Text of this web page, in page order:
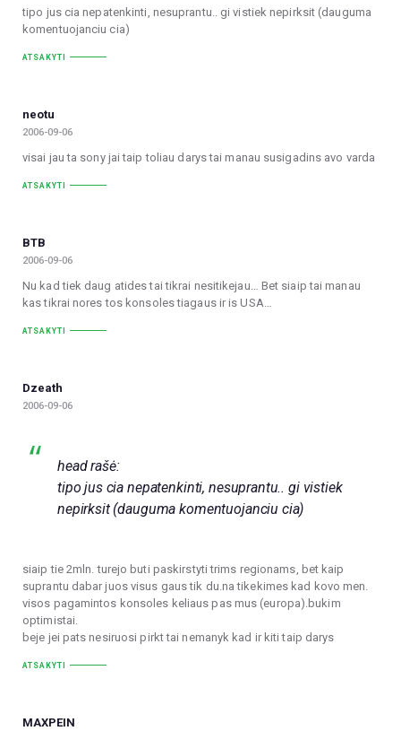
tipo jus cia nepatenkinti, nesuprantu.. gi vistiek nepirksit (dauguma
komentuojanciu cia)
ATSAKYTI
neotu
2006-09-06
visai jau ta sony jai taip toliau darys tai manau susigadins avo varda
ATSAKYTI
BTB
2006-09-06
Nu kad tiek daug atides tai tikrai nesitikejau… Bet siaip tai manau
kas tikrai nores tos konsoles tiagaus ir is USA…
ATSAKYTI
Dzeath
2006-09-06
head rašė:
tipo jus cia nepatenkinti, nesuprantu.. gi vistiek
nepirksit (dauguma komentuojanciu cia)
siaip tie 2mln. turejo buti paskirstyti trims regionams, bet kaip
suprantu dabar juos visus gaus tik du.na tikekimes kad kovo men.
visos pagamintos konsoles keliaus pas mus (europa).bukim
optimistai.
beje jei pats nesiruosi pirkt tai nemanyk kad ir kiti taip darys
ATSAKYTI
MAXPEIN